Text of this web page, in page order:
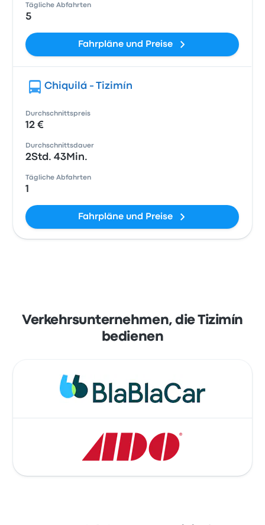
Tägliche Abfahrten
5
Fahrpläne und Preise
Chiquilá - Tizimín
Durchschnittspreis
12 €
Durchschnittsdauer
2Std. 43Min.
Tägliche Abfahrten
1
Fahrpläne und Preise
Verkehrsunternehmen, die Tizimín
bedienen